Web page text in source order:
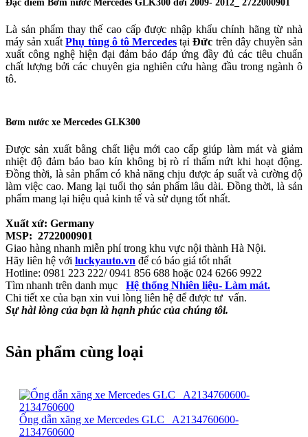
Đặc điểm Bơm nước Mercedes GLK300 đời 2009- 2012_ 2722000901
Là sản phẩm thay thế cao cấp được nhập khẩu chính hãng từ nhà
máy sản xuấtPhụ tùng ô tô Mercedes tạiĐức trên dây chuyền sản
xuất công nghệ hiện đại đảm bảo đáp ứng đầy đủ các tiêu chuẩn
chất lượng bởi các chuyên gia nghiên cứu hàng đầu trong ngành ô
tô.
Bơm nước xe Mercedes GLK300
Được sản xuất bằng chất liệu mới cao cấp giúp làm mát và giảm
nhiệt độ đảm bảo bao kín không bị rò rỉ thấm nứt khi hoạt động.
Đồng thời, là sản phẩm có khả năng chịu được áp suất và cường độ
làm việc cao. Mang lại tuổi thọ sản phẩm lâu dài. Đồng thời, là sản
phẩm mang lại hiệu quả kinh tế và sử dụng tốt nhất.
Xuất xứ: Germany
MSP: 2722000901
Giao hàng nhanh miễn phí trong khu vực nội thành Hà Nội.
Hãy liên hệ với luckyauto.vn để có báo giá tốt nhất
Hotline: 0981 223 222/ 0941 856 688 hoặc 024 6266 9922
Tìm nhanh trên danh mục Hệ thống Nhiên liệu- Làm mát.
Chi tiết xe của bạn xin vui lòng liên hệ để được tư vấn.
Sự hài lòng của bạn là hạnh phúc của chúng tôi.
Sản phẩm cùng loại
Ống dẫn xăng xe Mercedes GLC_ A2134760600-
2134760600